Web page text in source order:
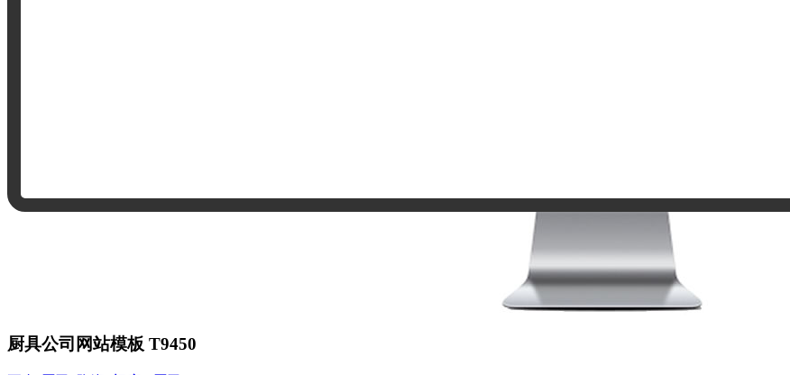
厨具公司网站模板 T9450